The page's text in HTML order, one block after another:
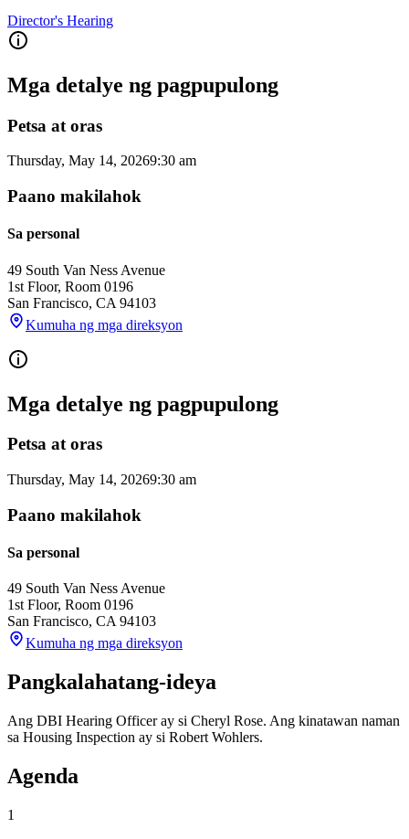
Director's Hearing
Mga detalye ng pagpupulong
Petsa at oras
Thursday, May 14, 20269:30 am
Paano makilahok
Sa personal
49 South Van Ness Avenue
1st Floor, Room 0196
San Francisco, CA 94103
Kumuha ng mga direksyon
Mga detalye ng pagpupulong
Petsa at oras
Thursday, May 14, 20269:30 am
Paano makilahok
Sa personal
49 South Van Ness Avenue
1st Floor, Room 0196
San Francisco, CA 94103
Kumuha ng mga direksyon
Pangkalahatang-ideya
Ang DBI Hearing Officer ay si Cheryl Rose. Ang kinatawan naman
sa Housing Inspection ay si Robert Wohlers.
Agenda
1